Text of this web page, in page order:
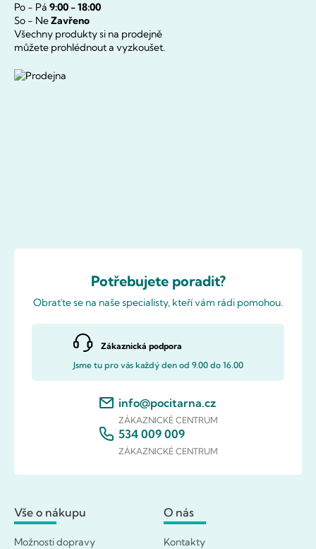
Po - Pá 9:00 - 18:00
So - NeZavřeno
Všechny produkty si na prodejně
můžete prohlédnout a vyzkoušet.
Potřebujete poradit?
Obraťte se na naše specialisty, kteří vám rádi pomohou.
Zákaznická podpora
Jsme tu pro vás každý den od 9.00 do 16.00
info@pocitarna.cz
ZÁKAZNICKÉ CENTRUM
534 009 009
ZÁKAZNICKÉ CENTRUM
Vše o nákupu
Možnosti dopravy
O nás
Kontakty